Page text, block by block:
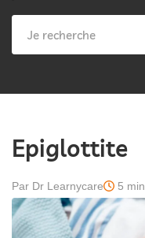
Epiglottite
Par Dr Learnycare 5 min